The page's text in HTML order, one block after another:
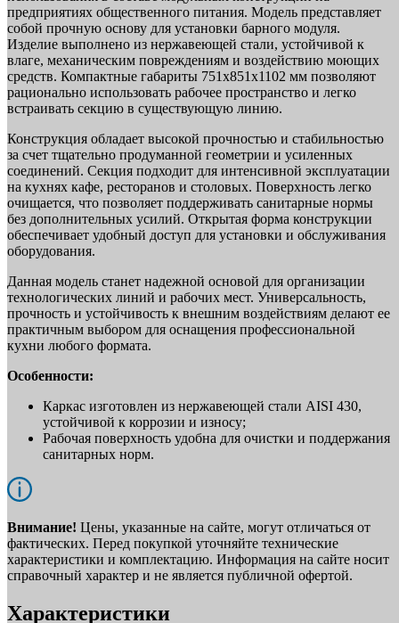
предприятиях общественного питания. Модель представляет
собой прочную основу для установки барного модуля.
Изделие выполнено из нержавеющей стали, устойчивой к
влаге, механическим повреждениям и воздействию моющих
средств. Компактные габариты 751х851х1102 мм позволяют
рационально использовать рабочее пространство и легко
встраивать секцию в существующую линию.
Конструкция обладает высокой прочностью и стабильностью
за счет тщательно продуманной геометрии и усиленных
соединений. Секция подходит для интенсивной эксплуатации
на кухнях кафе, ресторанов и столовых. Поверхность легко
очищается, что позволяет поддерживать санитарные нормы
без дополнительных усилий. Открытая форма конструкции
обеспечивает удобный доступ для установки и обслуживания
оборудования.
Данная модель станет надежной основой для организации
технологических линий и рабочих мест. Универсальность,
прочность и устойчивость к внешним воздействиям делают ее
практичным выбором для оснащения профессиональной
кухни любого формата.
Особенности:
Каркас изготовлен из нержавеющей стали AISI 430,
устойчивой к коррозии и износу;
Рабочая поверхность удобна для очистки и поддержания
санитарных норм.
Внимание! Цены, указанные на сайте, могут отличаться от
фактических. Перед покупкой уточняйте технические
характеристики и комплектацию. Информация на сайте носит
справочный характер и не является публичной офертой.
Характеристики